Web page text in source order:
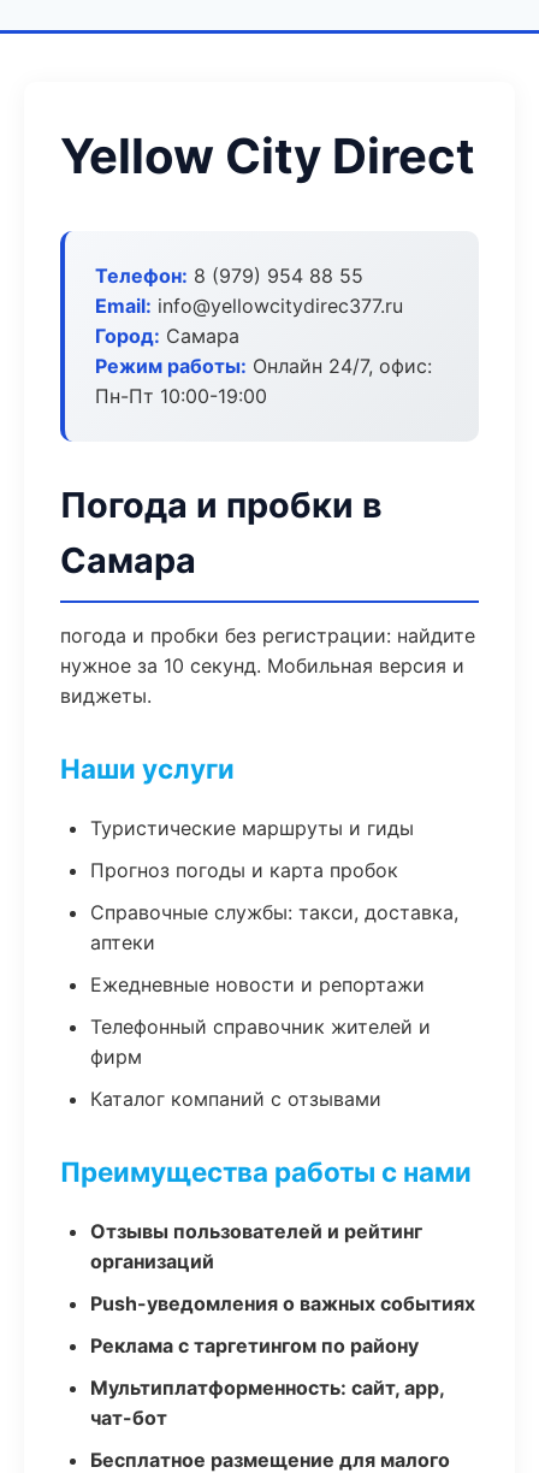
Yellow City Direct
Телефон: 8 (979) 954 88 55
Email: info@yellowcitydirec377.ru
Город: Самара
Режим работы: Онлайн 24/7, офис:
Пн-Пт 10:00-19:00
Погода и пробки в
Самара
погода и пробки без регистрации: найдите
нужное за 10 секунд. Мобильная версия и
виджеты.
Наши услуги
Туристические маршруты и гиды
Прогноз погоды и карта пробок
Справочные службы: такси, доставка,
аптеки
Ежедневные новости и репортажи
Телефонный справочник жителей и
фирм
Каталог компаний с отзывами
Преимущества работы с нами
Отзывы пользователей и рейтинг
организаций
Push-уведомления о важных событиях
Реклама с таргетингом по району
Мультиплатформенность: сайт, app,
чат-бот
Бесплатное размещение для малого